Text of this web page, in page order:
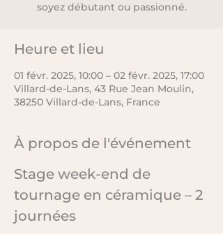
soyez débutant ou passionné.
Heure et lieu
01 févr. 2025, 10:00 – 02 févr. 2025, 17:00
Villard-de-Lans, 43 Rue Jean Moulin,
38250 Villard-de-Lans, France
À propos de l'événement
Stage week-end de
tournage en céramique – 2
journées